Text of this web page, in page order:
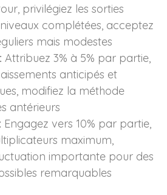
privilégiez les sorties
complétées, acceptez
mais modestes
Attribuez 3% à 5% par partie,
anticipés et
modifiez la méthode
antérieurs
Engagez vers 10% par partie,
maximum,
importante pour des
remarquables